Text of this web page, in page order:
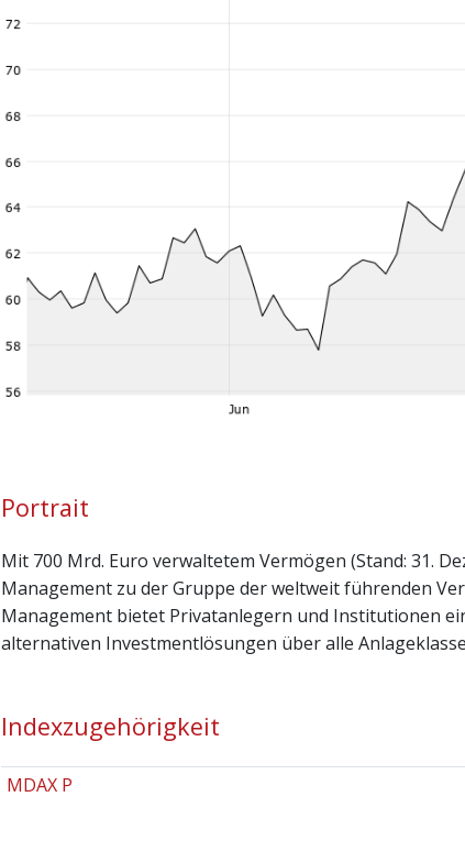
Portrait
Mit 700 Mrd. Euro verwaltetem Vermögen (Stand: 31.
Management zu der Gruppe der weltweit führenden
Management bietet Privatanlegern und Institutionen
alternativen Investmentlösungen über alle
Indexzugehörigkeit
MDAX P